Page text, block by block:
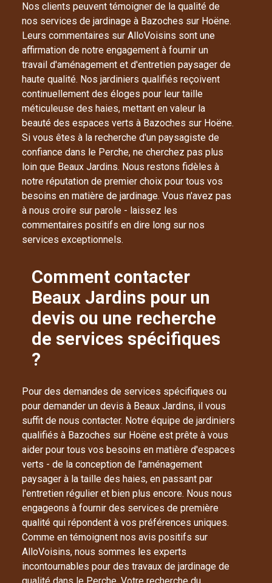
Nos clients peuvent témoigner de la qualité de
nos services de jardinage à Bazoches sur Hoëne.
Leurs commentaires sur AlloVoisins sont une
affirmation de notre engagement à fournir un
travail d'aménagement et d'entretien paysager de
haute qualité. Nos jardiniers qualifiés reçoivent
continuellement des éloges pour leur taille
méticuleuse des haies, mettant en valeur la
beauté des espaces verts à Bazoches sur Hoëne.
Si vous êtes à la recherche d'un paysagiste de
confiance dans le Perche, ne cherchez pas plus
loin que Beaux Jardins. Nous restons fidèles à
notre réputation de premier choix pour tous vos
besoins en matière de jardinage. Vous n'avez pas
à nous croire sur parole - laissez les
commentaires positifs en dire long sur nos
services exceptionnels.
Comment contacter
Beaux Jardins pour un
devis ou une recherche
de services spécifiques
?
Pour des demandes de services spécifiques ou
pour demander un devis à Beaux Jardins, il vous
suffit de nous contacter. Notre équipe de jardiniers
qualifiés à Bazoches sur Hoëne est prête à vous
aider pour tous vos besoins en matière d'espaces
verts - de la conception de l'aménagement
paysager à la taille des haies, en passant par
l'entretien régulier et bien plus encore. Nous nous
engageons à fournir des services de première
qualité qui répondent à vos préférences uniques.
Comme en témoignent nos avis positifs sur
AlloVoisins, nous sommes les experts
incontournables pour des travaux de jardinage de